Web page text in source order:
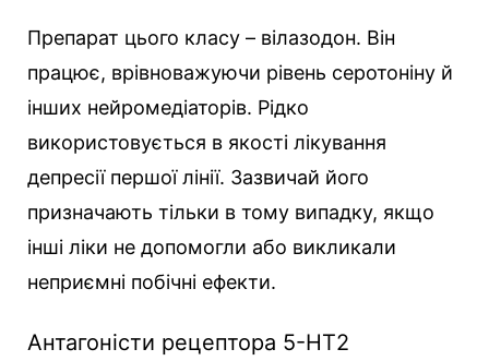
Препарат цього класу – вілазодон. Він
працює, врівноважуючи рівень серотоніну й
інших нейромедіаторів. Рідко
використовується в якості лікування
депресії першої лінії. Зазвичай його
призначають тільки в тому випадку, якщо
інші ліки не допомогли або викликали
неприємні побічні ефекти.
Антагоністи рецептора 5-HT2